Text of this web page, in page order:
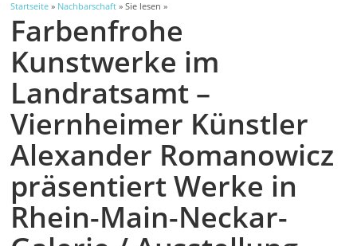
Startseite » Nachbarschaft » Sie lesen »
Farbenfrohe
Kunstwerke im
Landratsamt –
Viernheimer Künstler
Alexander Romanowicz
präsentiert Werke in
Rhein-Main-Neckar-